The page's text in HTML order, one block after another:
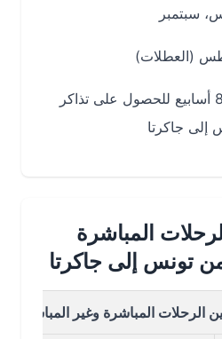
مبكرًا 6–8 أسابيع للحصول على تذاكر
المباشرة
إلى جاكرتا
المباشرة وغير المباشرة من